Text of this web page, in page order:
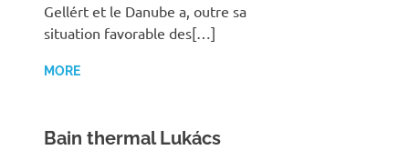
Gellért et le Danube a, outre sa
situation favorable des[…]
MORE
Bain thermal Lukács